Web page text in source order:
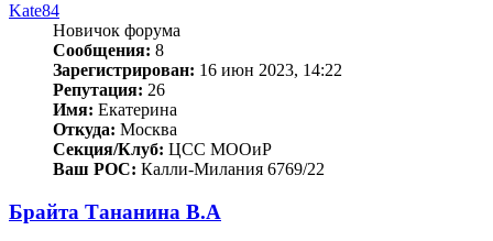
Kate84
Новичок форума
Сообщения: 8
Зарегистрирован: 16 июн 2023, 14:22
Репутация: 26
Имя: Екатерина
Откуда: Москва
Секция/Клуб: ЦСС МООиР
Ваш РОС: Калли-Милания 6769/22
Брайта Тананина В.А